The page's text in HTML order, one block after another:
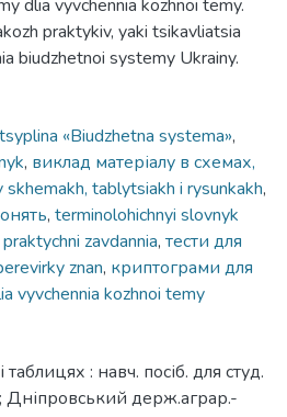
dlia vyvchennia kozhnoi temy.
praktykiv, yaki tsikavliatsia
biudzhetnoi systemy Ukrainy.
«Biudzhetna systema»,
, виклад матеріалу в схемах,
tablytsiakh i rysunkakh,
, terminolohichnyi slovnyk
praktychni zavdannia, тести для
znan, криптограми для
vyvchennia kozhnoi temy
: навч. посіб. для студ.
держ.аграр.-